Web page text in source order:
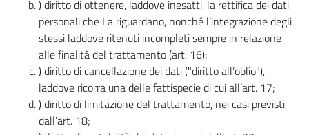
) diritto di ottenere, laddove inesatti, la rettifica dei dati
personali che La riguardano, nonché l’integrazione degli
stessi laddove ritenuti incompleti sempre in relazione
alle finalità del trattamento (art. 16);
) diritto di cancellazione dei dati ("diritto all’oblio"),
laddove ricorra una delle fattispecie di cui all’art. 17;
) diritto di limitazione del trattamento, nei casi previsti
dall’art. 18;